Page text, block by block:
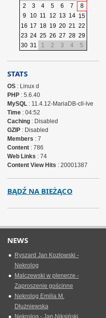
2
3 4 5 6 7
8
9
10 11 12 13 14 15
16 17 18 19 20 21 22
23 24 25 26 27 28 29
30 31 1 2 3 4 5
STATS
OS: Linux d
PHP: 5.6.40
MySQL: 11.4.12-MariaDB-cll-lve
Time: 04:52
Caching: Disabled
GZIP: Disabled
Members : 7
Content: 786
Web Links : 74
Content View Hits : 20001387
BĄDŹ NA BIEŻĄCO
NEWS
Ryszard Jan Kozłowski -
Nekrolog
Malczewski w plenerze -
Zaproszenie gościnne
Nekrolog Emilia M.
Dłużniewska
Nekrolog - Jan Niksiński